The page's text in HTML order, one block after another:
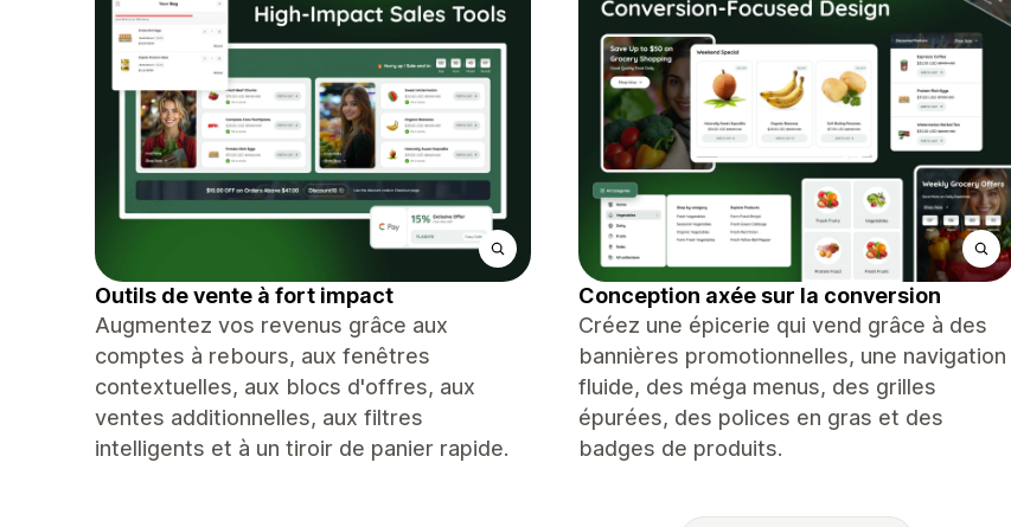
Outils de vente à fort impact
Augmentez vos revenus grâce aux
comptes à rebours, aux fenêtres
contextuelles, aux blocs d'offres, aux
ventes additionnelles, aux filtres
intelligents et à un tiroir de panier rapide.
Conception axée sur la conversion
Créez une épicerie qui vend grâce à des
bannières promotionnelles, une navigation
fluide, des méga menus, des grilles
épurées, des polices en gras et des
badges de produits.